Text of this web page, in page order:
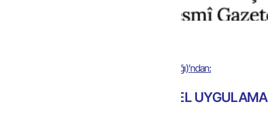
Hazine ve Maliye Bakanlığı (Gelir İdaresi Başkanlığı)’ndan:
KATMA DEĞER VERGİSİ GENEL UYGULAMA